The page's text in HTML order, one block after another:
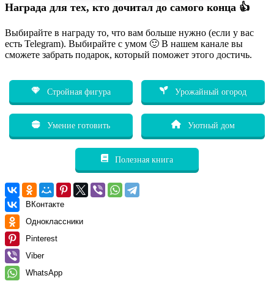
Награда для тех, кто дочитал до самого конца 👍
Выбирайте в награду то, что вам больше нужно (если у вас
есть Telegram). Выбирайте с умом 🙂 В нашем канале вы
сможете забрать подарок, который поможет этого достичь.
Стройная фигура Урожайный огород
Умение готовить Уютный дом
Полезная книга
ВКонтакте
Одноклассники
Pinterest
Viber
WhatsApp